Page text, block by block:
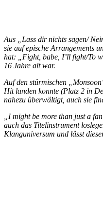
Aus „Lass dir nichts sagen/
sie auf epische Arrangements
hat: „Fight, babe, I’ll fight/To
16 Jahre alt war.
Auf den stürmischen
Hit landen konnte (Platz 2 in
nahezu überwältigt, auch sie
„I might be more than just a
auch das Titelinstrument
Klanguniversum und lässt